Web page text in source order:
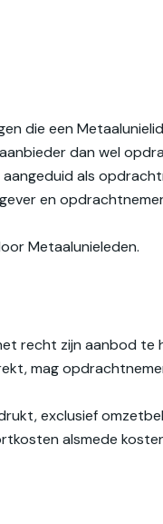
die een
dan wel
als
en
Metaalunieleden.
recht zijn aanbod
mag
exclusief
alsmede